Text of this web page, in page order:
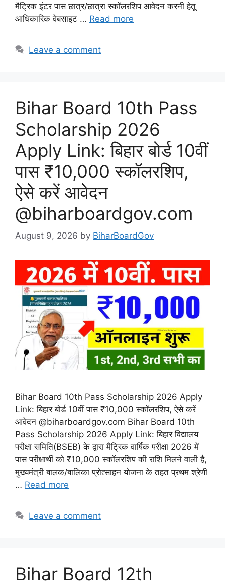
मैट्रिक इंटर पास छात्र/छात्रा स्कॉलरशिप आवेदन करनी हेतू
आधिकारिक वेबसाइट … Read more
Leave a comment
Bihar Board 10th Pass
Scholarship 2026
Apply Link: बिहार बोर्ड 10वीं
पास ₹10,000 स्कॉलरशिप,
ऐसे करें आवेदन
@biharboardgov.com
August 9, 2026 by BiharBoardGov
Bihar Board 10th Pass Scholarship 2026 Apply
Link: बिहार बोर्ड 10वीं पास ₹10,000 स्कॉलरशिप, ऐसे करें
आवेदन @biharboardgov.com Bihar Board 10th
Pass Scholarship 2026 Apply Link: बिहार विद्यालय
परीक्षा समिति(BSEB) के द्वारा मैट्रिक वार्षिक परीक्षा 2026 में
पास परीक्षार्थी को ₹10,000 स्कॉलरशिप की राशि मिलने वाली है,
मुख्यमंत्री बालक/बालिका प्रोत्साहन योजना के तहत प्रथम श्रेणी
… Read more
Leave a comment
Bihar Board 12th